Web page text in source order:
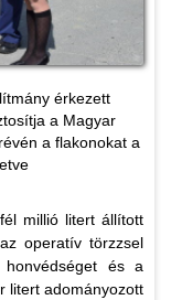
érkezett
a Magyar
a flakonokat a
millió litert állított
operatív törzzsel
és a
litert adományozott